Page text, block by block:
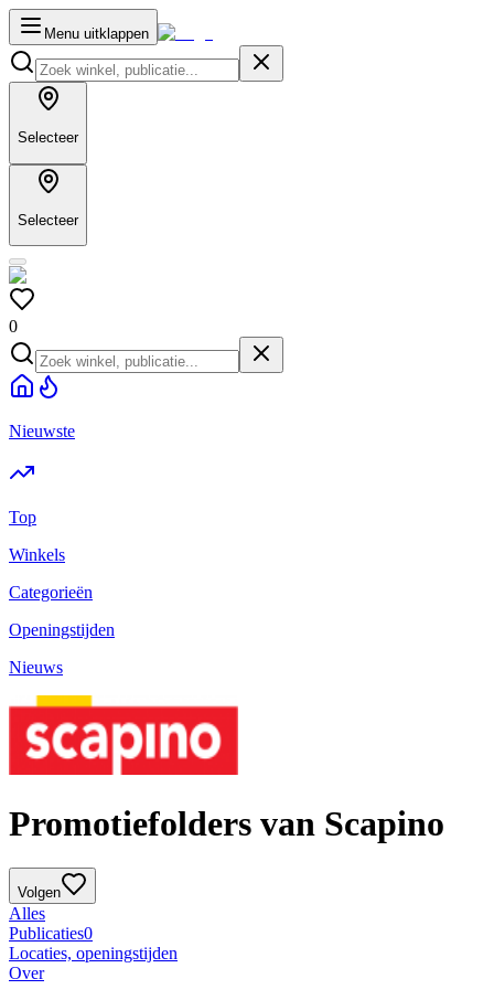
Menu uitklappen
Selecteer
Selecteer
0
Nieuwste
Top
Winkels
Categorieën
Openingstijden
Nieuws
Promotiefolders van Scapino
Volgen
Alles
Publicaties0
Locaties, openingstijden
Over